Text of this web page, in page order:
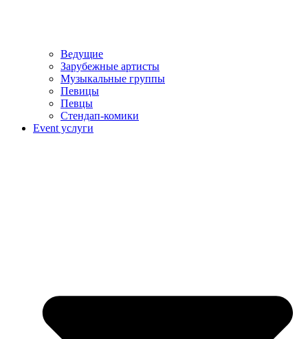
Ведущие
Зарубежные артисты
Музыкальные группы
Певицы
Певцы
Стендап-комики
Event услуги